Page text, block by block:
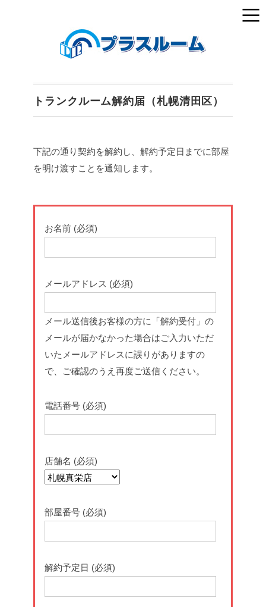
トランクルーム解約届（札幌清田区）
下記の通り契約を解約し、解約予定日までに部屋
を明け渡すことを通知します。
お名前 (必須)
メールアドレス (必須)
メール送信後お客様の方に「解約受付」の
メールが届かなかった場合はご入力いただ
いたメールアドレスに誤りがありますの
で、ご確認のうえ再度ご送信ください。
電話番号 (必須)
店舗名 (必須)
部屋番号 (必須)
解約予定日 (必須)